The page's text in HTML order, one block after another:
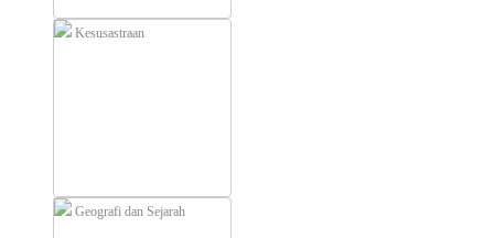
Kesusastraan
Geografi dan Sejarah